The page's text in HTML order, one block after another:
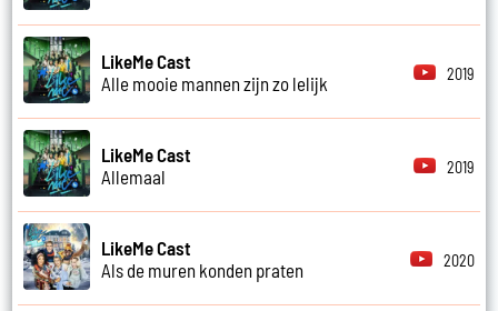
LikeMe Cast
Alle mooie mannen zijn zo lelijk
2019
LikeMe Cast
Allemaal
2019
LikeMe Cast
Als de muren konden praten
2020